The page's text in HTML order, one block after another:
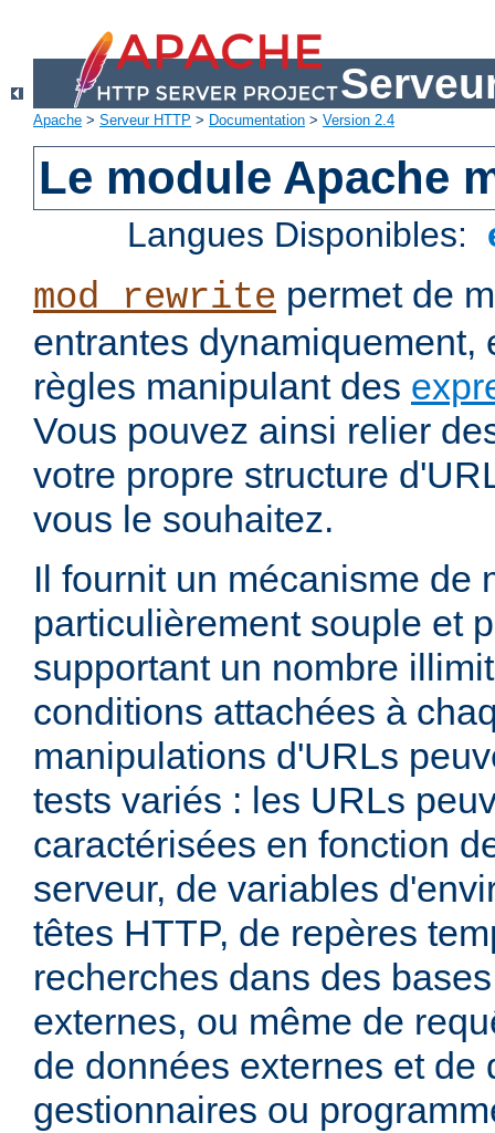
Apache > Serveur HTTP > Documentation > Version 2.4
Le module Apache
Langues Disponibles:
mod_rewrite permet de
entrantes dynamiquement,
règles manipulant des
Vous pouvez ainsi relier
votre propre structure
vous le souhaitez.
Il fournit un mécanisme de
particulièrement souple et
supportant un nombre
conditions attachées à
manipulations d'URLs
tests variés : les URLs
caractérisées en fonction
serveur, de variables
têtes HTTP, de repères
recherches dans des
externes, ou même de
de données externes et de
gestionnaires ou